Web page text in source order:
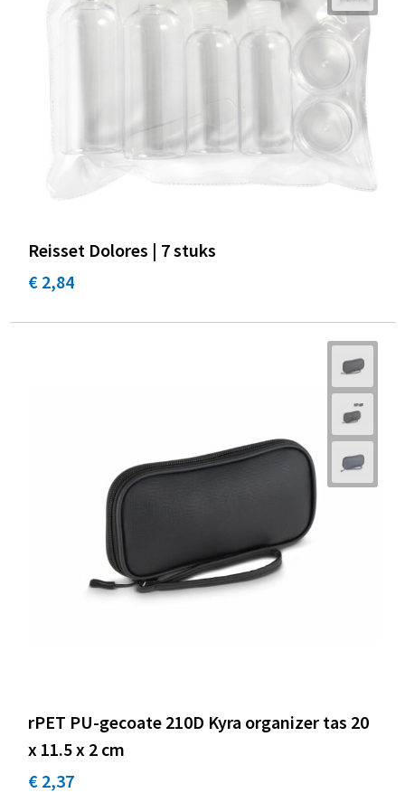
Reisset Dolores | 7 stuks
€ 2,84
rPET PU-gecoate 210D Kyra organizer tas 20
x 11.5 x 2 cm
€ 2,37